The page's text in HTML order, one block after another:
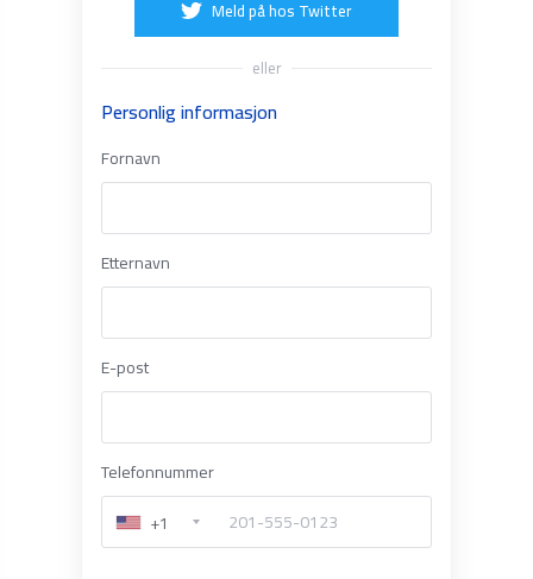
Meld på hos Twitter
eller
Personlig informasjon
Fornavn
Etternavn
E-post
Telefonnummer
+1